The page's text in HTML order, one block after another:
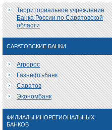
Территориальное учреждение
Банка России по Саратовской
области
САРАТОВСКИЕ БАНКИ
Агророс
Газнефтьбанк
Саратов
Экономбанк
ФИЛИАЛЫ ИНОРЕГИОНАЛЬНЫХ
БАНКОВ